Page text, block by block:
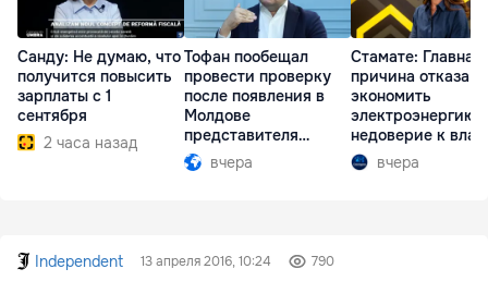
Санду: Не думаю, что
получится повысить
зарплаты с 1
сентября
2 часа назад
Тофан пообещал
провести проверку
после появления в
Молдове
представителя
Южной Осетии
вчера
Стамате: Главная
причина отказа
экономить
электроэнергию
недоверие к
вчера
Independent 13 апреля 2016, 10:24 790